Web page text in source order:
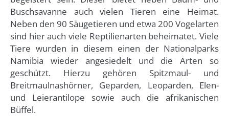
Buschsavanne auch vielen Tieren eine Heimat.
Neben den 90 Säugetieren und etwa 200 Vogelarten
sind hier auch viele Reptilienarten beheimatet. Viele
Tiere wurden in diesem einen der Nationalparks
Namibia wieder angesiedelt und die Arten so
geschützt. Hierzu gehören Spitzmaul- und
Breitmaulnashörner, Geparden, Leoparden, Elen-
und Leierantilope sowie auch die afrikanischen
Büffel.